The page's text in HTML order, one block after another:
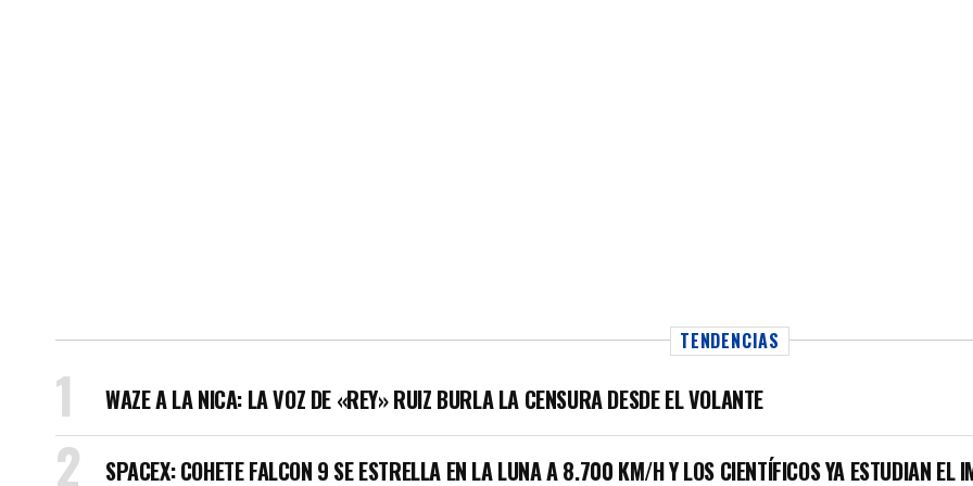
TENDENCIAS
WAZE A LA NICA: LA VOZ DE «REY» RUIZ BURLA LA CENSURA DESDE EL VOLANTE
SPACEX: COHETE FALCON 9 SE ESTRELLA EN LA LUNA A 8.700 KM/H Y LOS CIENTÍFICOS YA ESTUDIAN EL